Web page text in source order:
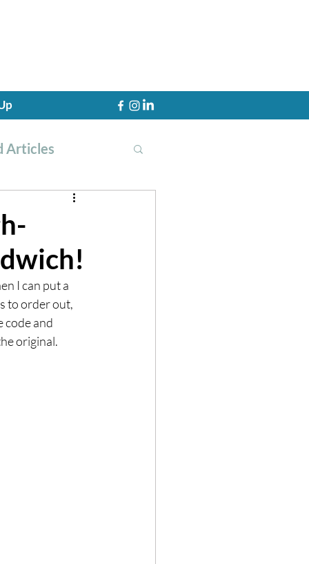
Articles
Training
I can put a
to order out,
code and
original.